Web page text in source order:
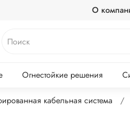
О
Огнестойкие решения
кабельная система